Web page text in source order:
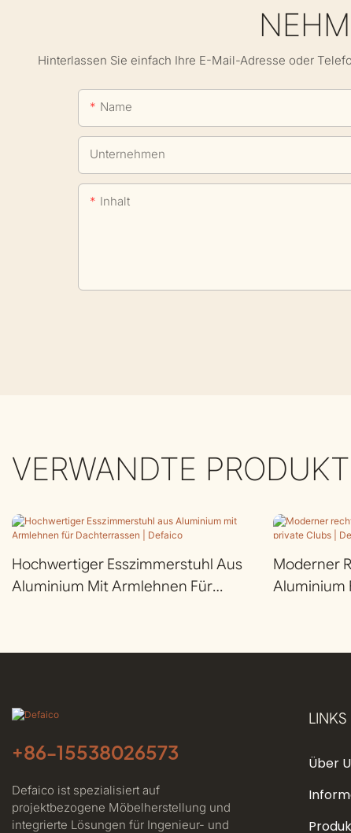
Hinterlassen Sie einfach Ihre E-Mail-Adresse oder
Name
Unternehmen
Inhalt
VERWANDTE
Hochwertiger Esszimmerstuhl Aus
Aluminium Mit Armlehnen Für
Moderner
Aluminium
+86-15538026573
Defaico ist spezialisiert auf
projektbezogene Möbelherstellung und
integrierte Lösungen für Ingenieur- und
LINKS
Über